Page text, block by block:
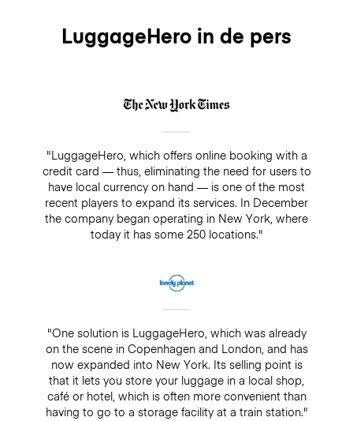
LuggageHero in de pers
"LuggageHero, which offers online booking with a
credit card — thus, eliminating the need for users to
have local currency on hand — is one of the most
recent players to expand its services. In December
the company began operating in New York, where
today it has some 250 locations."
"One solution is LuggageHero, which was already
on the scene in Copenhagen and London, and has
now expanded into New York. Its selling point is
that it lets you store your luggage in a local shop,
café or hotel, which is often more convenient than
having to go to a storage facility at a train station."